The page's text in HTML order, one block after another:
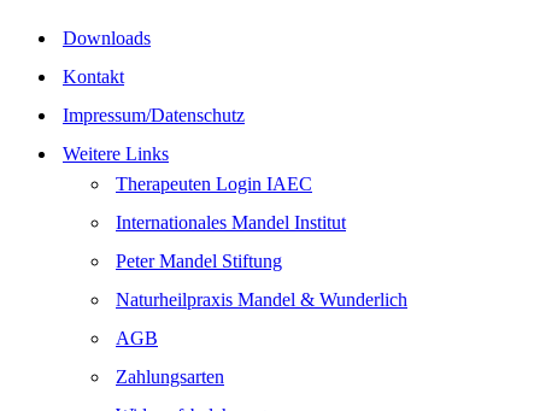
Downloads
Kontakt
Impressum/Datenschutz
Weitere Links
Therapeuten Login IAEC
Internationales Mandel Institut
Peter Mandel Stiftung
Naturheilpraxis Mandel & Wunderlich
AGB
Zahlungsarten